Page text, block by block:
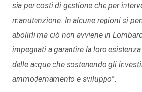
sia per costi di gestione che per
manutenzione. In alcune regioni si
abolirli ma ciò non avviene in
impegnati a garantire la loro
delle acque che sostenendo gli
ammodernamento e sviluppo”.